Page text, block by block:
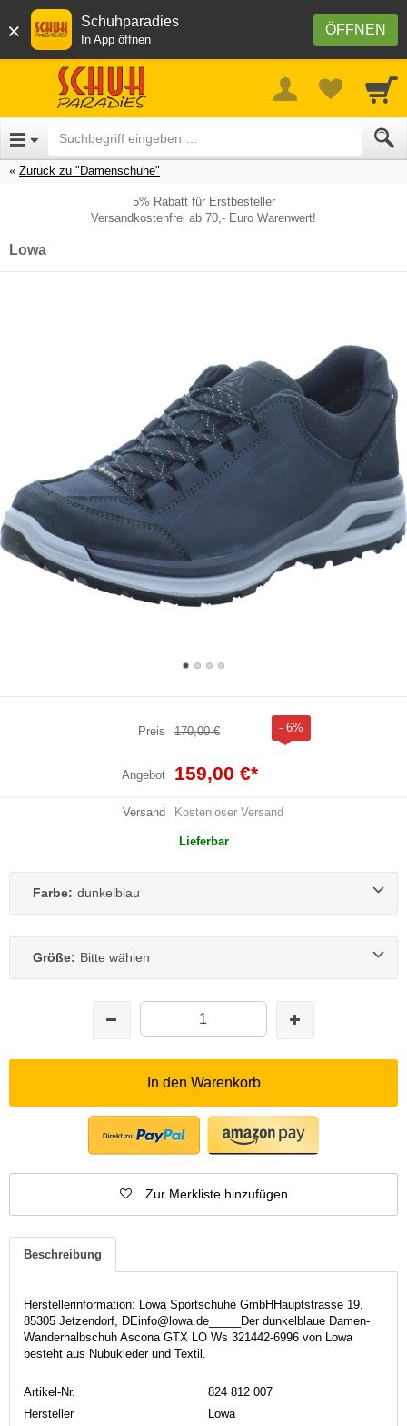
× ÖFFNEN
Schuhparadies
In App öffnen
Zurück zu "Damenschuhe"
5% Rabatt für Erstbesteller
Versandkostenfrei ab 70,- Euro Warenwert!
Lowa
Preis 170,00 € - 6%
Angebot 159,00 €*
Versand Kostenloser Versand
Lieferbar
Farbe: dunkelblau
Größe: Bitte wählen
In den Warenkorb
Zur Merkliste hinzufügen
Beschreibung
Herstellerinformation: Lowa Sportschuhe GmbHHauptstrasse 19,
85305 Jetzendorf, DEinfo@lowa.de_____Der dunkelblaue Damen-
Wanderhalbschuh Ascona GTX LO Ws 321442-6996 von Lowa
besteht aus Nubukleder und Textil.
Artikel-Nr.
824 812 007
Hersteller
Lowa